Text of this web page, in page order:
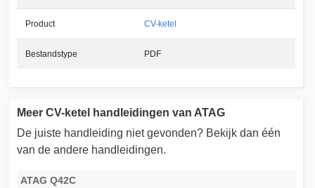
Product CV-ketel
Bestandstype PDF
Meer CV-ketel handleidingen van ATAG
De juiste handleiding niet gevonden? Bekijk dan één
van de andere handleidingen.
ATAG Q42C